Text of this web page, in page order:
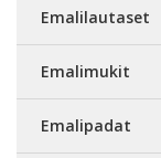
Emalilautaset
Emalimukit
Emalipadat